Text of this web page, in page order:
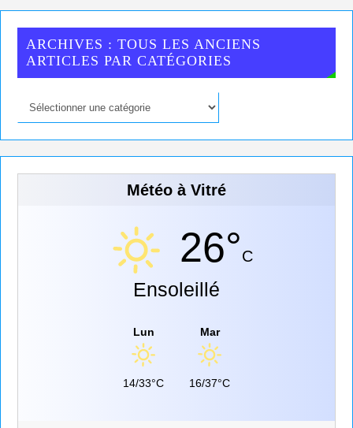
ARCHIVES : TOUS LES ANCIENS
ARTICLES PAR CATÉGORIES
Météo à Vitré
26°C
Ensoleillé
Lun
14/33°C
Mar
16/37°C